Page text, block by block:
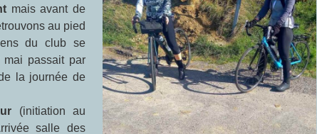
mais avant de
au pied
du club se
passait par
la journée de
(initiation au
salle des